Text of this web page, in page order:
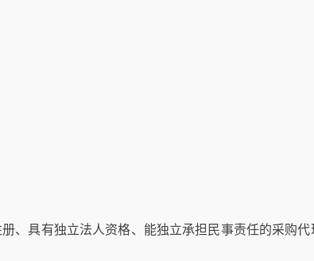
、具有独立法人资格、能独立承担民事责任的采购